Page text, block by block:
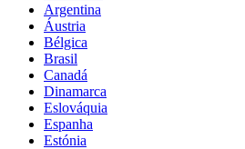
Argentina
Áustria
Bélgica
Brasil
Canadá
Dinamarca
Eslováquia
Espanha
Estónia